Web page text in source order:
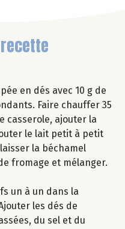
recette
en dés avec 10 g de
Faire chauffer 35
casserole, ajouter la
le lait petit à petit
la béchamel
fromage et mélanger.
un à un dans la
les dés de
du sel et du